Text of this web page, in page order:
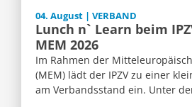
04. August | VERBAND
Lunch n` Learn beim
MEM 2026
Im Rahmen der
(MEM) lädt der IPZV zu einer
am Verbandsstand ein. Unter